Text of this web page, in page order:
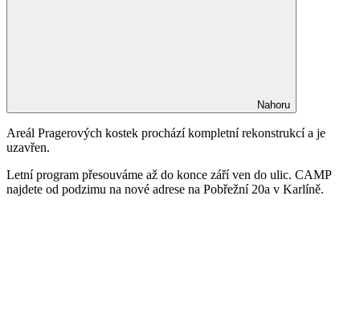
Nahoru
Areál Pragerových kostek prochází kompletní rekonstrukcí a je
uzavřen.
Letní program přesouváme až do konce září ven do ulic. CAMP
najdete od podzimu na nové adrese na Pobřežní 20a v Karlíně.